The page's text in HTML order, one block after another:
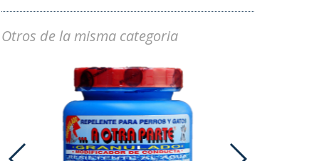
Otros de la misma categoria